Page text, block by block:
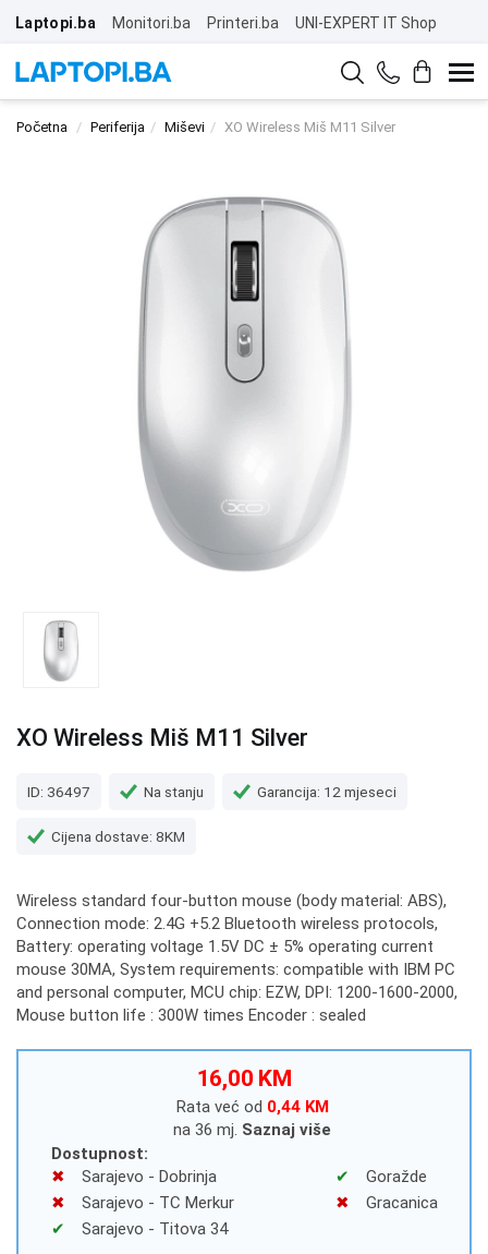
Laptopi.ba Monitori.ba Printeri.ba UNI-EXPERT IT Shop
Početna Periferija Miševi XO Wireless Miš M11 Silver
XO Wireless Miš M11 Silver
ID: 36497 Na stanju Garancija: 12 mjeseci
Cijena dostave: 8KM
Wireless standard four-button mouse (body material: ABS),
Connection mode: 2.4G +5.2 Bluetooth wireless protocols,
Battery: operating voltage 1.5V DC ± 5% operating current
mouse 30MA, System requirements: compatible with IBM PC
and personal computer, MCU chip: EZW, DPI: 1200-1600-2000,
Mouse button life : 300W times Encoder : sealed
16,00 KM
Rata već od 0,44 KM
na 36 mj. Saznaj više
Dostupnost:
Sarajevo - Dobrinja
Sarajevo - TC Merkur
Sarajevo - Titova 34
Goražde
Gracanica